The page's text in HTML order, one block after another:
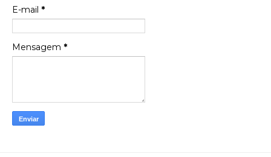
Espero que tenham sentido minha falta, informo
que estou de volta para trazer mais contribuições
E-mail *
Mensagem *